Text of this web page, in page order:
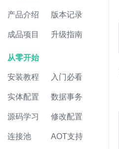
产品介绍 版本记录
成品项目 升级指南
从零开始
安装教程 入门必看
实体配置 数据事务
源码学习 修改配置
连接池 AOT支持